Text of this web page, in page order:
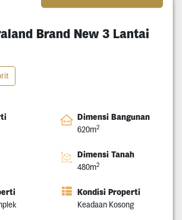
Brand New 3 Lantai
Dimensi Bangunan
620m2
Dimensi Tanah
480m2
Kondisi Properti
Keadaan Kosong